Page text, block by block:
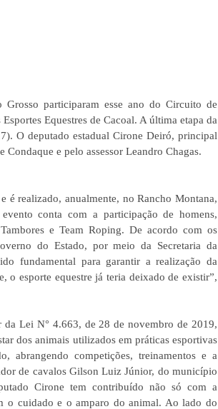
participaram esse ano do Circuito de
Equestres de Cacoal. A última etapa da
O deputado estadual Cirone Deiró, principal
e pelo assessor Leandro Chagas.
é realizado, anualmente, no Rancho Montana,
conta com a participação de homens,
e Team Roping. De acordo com os
do Estado, por meio da Secretaria da
fundamental para garantir a realização da
o esporte equestre já teria deixado de existir”,
Lei N° 4.663, de 28 de novembro de 2019,
dos animais utilizados em práticas esportivas
abrangendo competições, treinamentos e a
de cavalos Gilson Luiz Júnior, do município
Cirone tem contribuído não só com a
o cuidado e o amparo do animal. Ao lado do